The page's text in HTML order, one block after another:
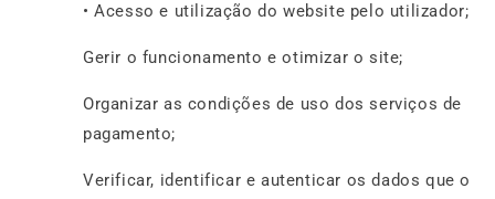
• Acesso e utilização do website pelo utilizador;
Gerir o funcionamento e otimizar o site;
Organizar as condições de uso dos serviços de
pagamento;
Verificar, identificar e autenticar os dados que o